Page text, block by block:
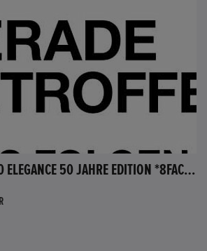
HONDA ACCORD 2.0 ELEGANCE 50 JAHRE EDITION *8FACH BEREIFT*